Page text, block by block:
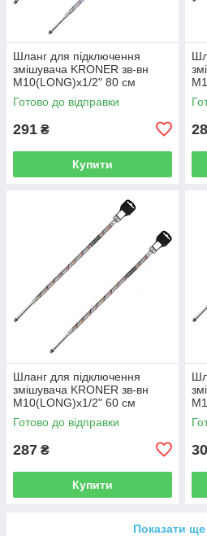
Шланг для підключення
змішувача KRONER зв-вн
M10(LONG)x1/2" 80 см
297364 CV036713
Готово до відправки
291 ₴
Купити
Шланг для підключення
змішувача KRONER зв-вн
M10(LONG)x1/2" 60 см
297366 CV036715
Готово до відправки
287 ₴
Купити
Показати ще